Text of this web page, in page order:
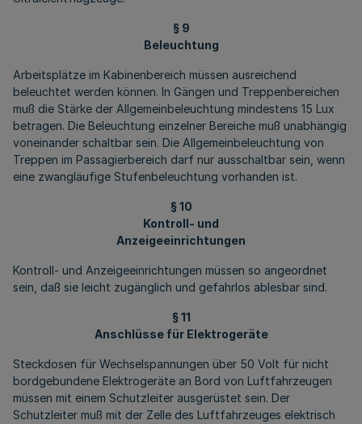
§ 9
Beleuchtung
Arbeitsplätze im Kabinenbereich müssen ausreichend
beleuchtet werden können. In Gängen und Treppenbereichen
muß die Stärke der Allgemeinbeleuchtung mindestens 15 Lux
betragen. Die Beleuchtung einzelner Bereiche muß unabhängig
voneinander schaltbar sein. Die Allgemeinbeleuchtung von
Treppen im Passagierbereich darf nur ausschaltbar sein, wenn
eine zwangläufige Stufenbeleuchtung vorhanden ist.
§ 10
Kontroll- und
Anzeigeeinrichtungen
Kontroll- und Anzeigeeinrichtungen müssen so angeordnet
sein, daß sie leicht zugänglich und gefahrlos ablesbar sind.
§ 11
Anschlüsse für Elektrogeräte
Steckdosen für Wechselspannungen über 50 Volt für nicht
bordgebundene Elektrogeräte an Bord von Luftfahrzeugen
müssen mit einem Schutzleiter ausgerüstet sein. Der
Schutzleiter muß mit der Zelle des Luftfahrzeuges elektrisch